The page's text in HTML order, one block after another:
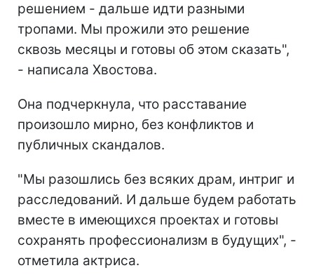
решением - дальше идти разными
тропами. Мы прожили это решение
сквозь месяцы и готовы об этом сказать",
- написала Хвостова.
Она подчеркнула, что расставание
произошло мирно, без конфликтов и
публичных скандалов.
"Мы разошлись без всяких драм, интриг и
расследований. И дальше будем работать
вместе в имеющихся проектах и готовы
сохранять профессионализм в будущих", -
отметила актриса.